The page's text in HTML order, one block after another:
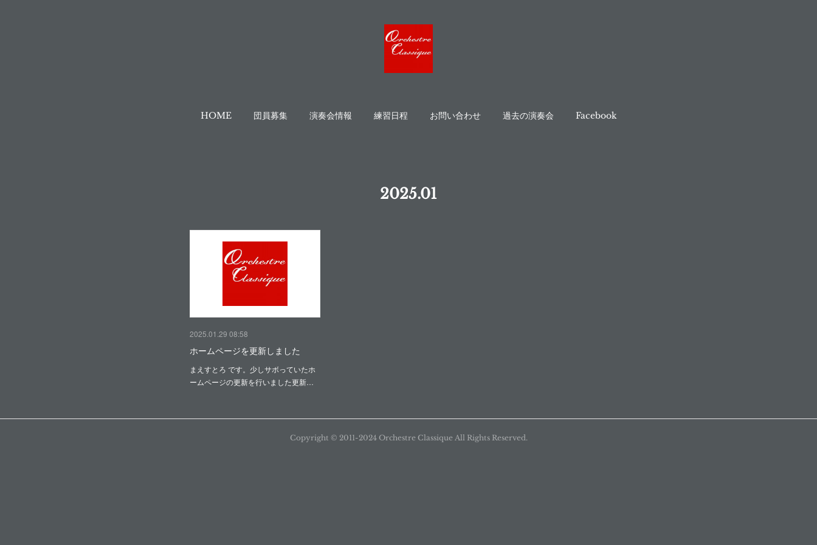
HOME 団員募集 演奏会情報 練習日程 お問い合わせ 過去の演奏会 Facebook
2025.01
2025.01.29 08:58
ホームページを更新しました
まえすとろ です。少しサボっていたホ
ームページの更新を行いました更新…
Copyright ©︎ 2011-2024 Orchestre Classique All Rights Reserved.